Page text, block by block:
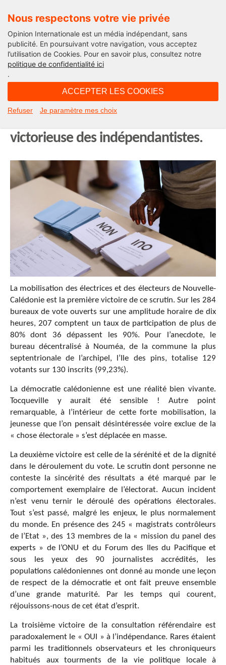
Nous respectons votre vie privée
Opinion Internationale est un média indépendant, sans
publicité. En poursuivant votre navigation, vous acceptez
l’utilisation de Cookies. Pour en savoir plus, consultez notre
politique de confidentialité ici
.
ACCEPTER LES COOKIES
Refuser Je paramètre mes choix
International
Retour sur le référendum de
victorieuse des indépendantistes.
La mobilisation des électrices et des électeurs de Nouvelle-
Calédonie est la première victoire de ce scrutin. Sur les 284
bureaux de vote ouverts sur une amplitude horaire de dix
heures, 207 comptent un taux de participation de plus de
80% dont 36 dépassent les 90%. Pour l’anecdote, le
bureau décentralisé à Nouméa, de la commune la plus
septentrionale de l’archipel, l’Ile des pins, totalise 129
votants sur 130 inscrits (99,23%).
La démocratie calédonienne est une réalité bien vivante.
Tocqueville y aurait été sensible ! Autre point
remarquable, à l’intérieur de cette forte mobilisation, la
jeunesse que l’on pensait désintéressée voire exclue de la
« chose électorale » s’est déplacée en masse.
La deuxième victoire est celle de la sérénité et de la dignité
dans le déroulement du vote. Le scrutin dont personne ne
conteste la sincérité des résultats a été marqué par le
comportement exemplaire de l’électorat. Aucun incident
n’est venu ternir le déroulé des opérations électorales.
Tout s’est passé, malgré les enjeux, le plus normalement
du monde. En présence des 245 « magistrats contrôleurs
de l’Etat », des 13 membres de la « mission du panel des
experts » de l’ONU et du Forum des Iles du Pacifique et
sous les yeux des 90 journalistes accrédités, les
populations calédoniennes ont donné au monde une leçon
de respect de la démocratie et ont fait preuve ensemble
d’une grande maturité. Par les temps qui courent,
réjouissons-nous de cet état d’esprit.
La troisième victoire de la consultation référendaire est
paradoxalement le « OUI » à l’indépendance. Rares étaient
parmi les traditionnels observateurs et les chroniqueurs
habitués aux tourments de la vie politique locale à